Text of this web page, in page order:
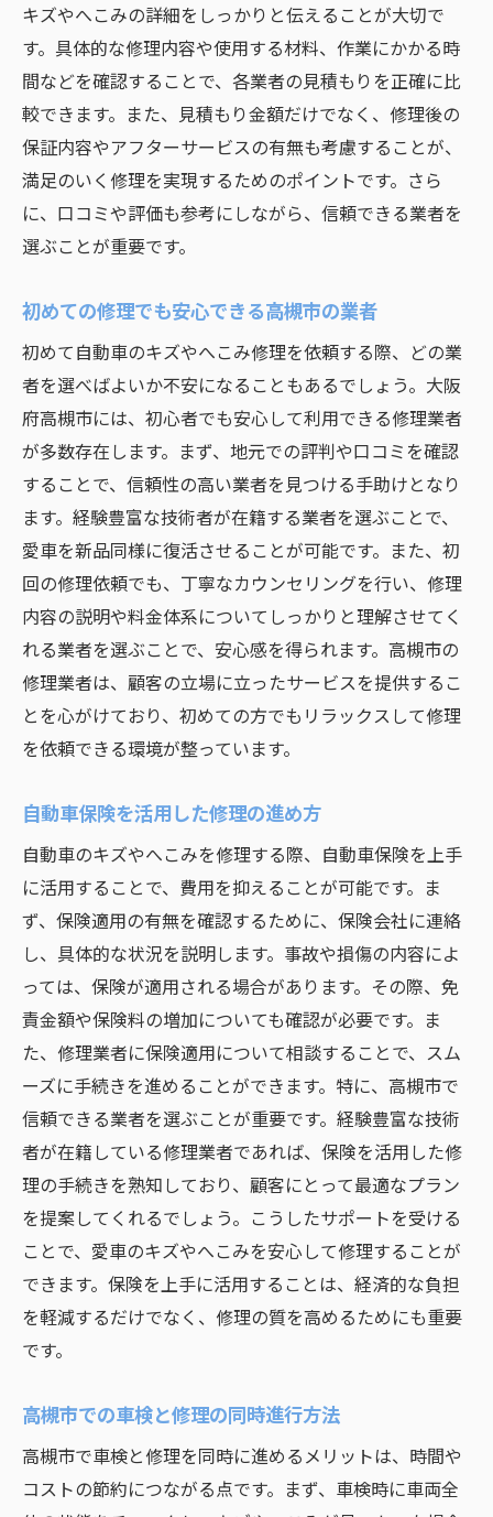
高槻市で注目の修理技術トレンド
環境に優しい修理方法の導入
専門機器による精密修理の実態
修理技術の進化とそのメリット
高槻市の業者が誇る技術力
未来の修理方法を先取りする
大阪府高槻市で信頼できる自動車のキズへこみ
口コミと評判で探す信頼業者
高槻市の修理実績豊富な業者紹介
地域密着型サービスの利点
高槻市での長年の修理信頼性
選ばれる理由を知る
修理業者とのコミュニケーション術
愛車のパートナーとして高槻市でのキズへこみ
修理のすすめ
長く付き合える業者の見分け方
修理を通じた愛車メンテナンスの重要性
高槻市での修理コミュニティの活用
修理経験を活かした愛車ケア
高槻市の修理文化の理解
愛車を大切にするための習慣づくり
キズやへこみの詳細をしっかりと伝えることが大切で
す。具体的な修理内容や使用する材料、作業にかかる時
間などを確認することで、各業者の見積もりを正確に比
較できます。また、見積もり金額だけでなく、修理後の
保証内容やアフターサービスの有無も考慮することが、
満足のいく修理を実現するためのポイントです。さら
に、口コミや評価も参考にしながら、信頼できる業者を
選ぶことが重要です。
初めての修理でも安心できる高槻市の業者
初めて自動車のキズやへこみ修理を依頼する際、どの業
者を選べばよいか不安になることもあるでしょう。大阪
府高槻市には、初心者でも安心して利用できる修理業者
が多数存在します。まず、地元での評判や口コミを確認
することで、信頼性の高い業者を見つける手助けとなり
ます。経験豊富な技術者が在籍する業者を選ぶことで、
愛車を新品同様に復活させることが可能です。また、初
回の修理依頼でも、丁寧なカウンセリングを行い、修理
内容の説明や料金体系についてしっかりと理解させてく
れる業者を選ぶことで、安心感を得られます。高槻市の
修理業者は、顧客の立場に立ったサービスを提供するこ
とを心がけており、初めての方でもリラックスして修理
を依頼できる環境が整っています。
自動車保険を活用した修理の進め方
自動車のキズやへこみを修理する際、自動車保険を上手
に活用することで、費用を抑えることが可能です。ま
ず、保険適用の有無を確認するために、保険会社に連絡
し、具体的な状況を説明します。事故や損傷の内容によ
っては、保険が適用される場合があります。その際、免
責金額や保険料の増加についても確認が必要です。ま
た、修理業者に保険適用について相談することで、スム
ーズに手続きを進めることができます。特に、高槻市で
信頼できる業者を選ぶことが重要です。経験豊富な技術
者が在籍している修理業者であれば、保険を活用した修
理の手続きを熟知しており、顧客にとって最適なプラン
を提案してくれるでしょう。こうしたサポートを受ける
ことで、愛車のキズやへこみを安心して修理することが
できます。保険を上手に活用することは、経済的な負担
を軽減するだけでなく、修理の質を高めるためにも重要
です。
高槻市での車検と修理の同時進行方法
高槻市で車検と修理を同時に進めるメリットは、時間や
コストの節約につながる点です。まず、車検時に車両全